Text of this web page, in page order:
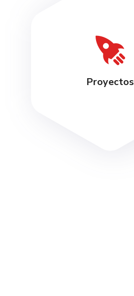
Proyectos